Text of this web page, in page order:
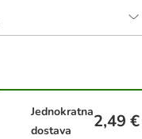
Jednokratna
dostava
2,49 €